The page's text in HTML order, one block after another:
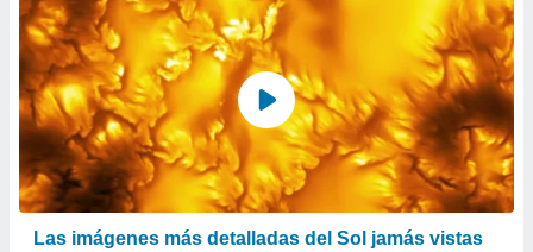
Las imágenes más detalladas del Sol jamás vistas